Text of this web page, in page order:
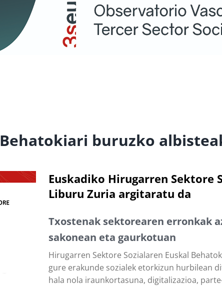
Behatokiari buruzko
Euskadiko Hirugarren Sektore
Liburu Zuria argitaratu da
Txostenak sektorearen erronkak
sakonean eta gaurkotuan
Hirugarren Sektore Sozialaren Euskal
gure erakunde sozialek etorkizun hurbilean
hala nola iraunkortasuna, digitalizazioa,